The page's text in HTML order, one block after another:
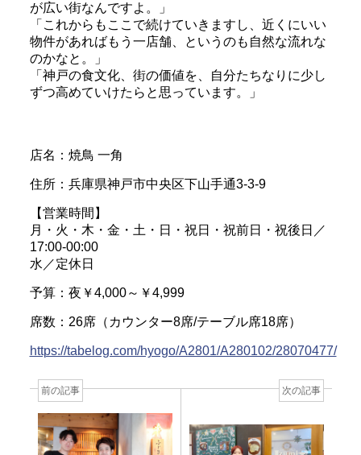
が広い街なんですよ。」
「これからもここで続けていきますし、近くにいい
物件があればもう一店舗、というのも自然な流れな
のかなと。」
「神戸の食文化、街の価値を、自分たちなりに少し
ずつ高めていけたらと思っています。」
店名：焼鳥 一角
住所：兵庫県神戸市中央区下山手通3-3-9
【営業時間】
月・火・木・金・土・日・祝日・祝前日・祝後日／
17:00-00:00
水／定休日
予算：夜￥4,000～￥4,999
席数：26席（カウンター8席/テーブル席18席）
https://tabelog.com/hyogo/A2801/A280102/28070477/
前の記事 次の記事